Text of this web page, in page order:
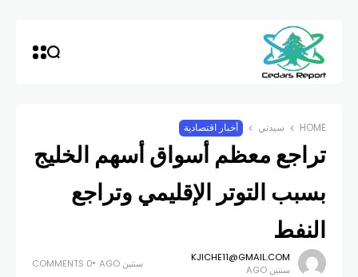
HOME سيدتي أخبار اقتصادية
تراجع معظم أسواق أسهم الخليج
بسبب التوتر الإقليمي وتراجع
النفط
KJICHE11@GMAIL.COM
سنتين AGO
سنتين AGO 0 COMMENTS